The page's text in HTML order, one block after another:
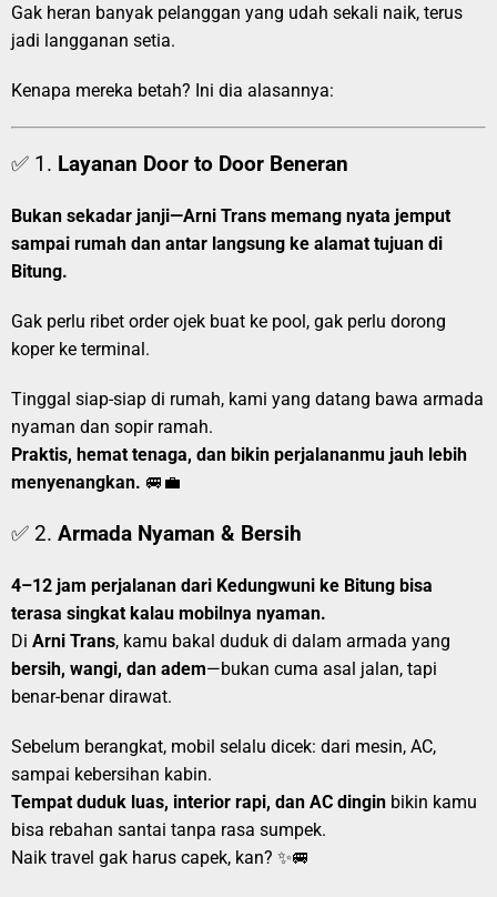
Gak heran banyak pelanggan yang udah sekali naik, terus
jadi langganan setia.
Kenapa mereka betah? Ini dia alasannya:
✅ 1. Layanan Door to Door Beneran
Bukan sekadar janji—Arni Trans memang nyata jemput
sampai rumah dan antar langsung ke alamat tujuan di
Bitung.
Gak perlu ribet order ojek buat ke pool, gak perlu dorong
koper ke terminal.
Tinggal siap-siap di rumah, kami yang datang bawa armada
nyaman dan sopir ramah.
Praktis, hemat tenaga, dan bikin perjalananmu jauh lebih
menyenangkan. 🚐💼
✅ 2. Armada Nyaman & Bersih
4–12 jam perjalanan dari Kedungwuni ke Bitung bisa
terasa singkat kalau mobilnya nyaman.
Di Arni Trans, kamu bakal duduk di dalam armada yang
bersih, wangi, dan adem—bukan cuma asal jalan, tapi
benar-benar dirawat.
Sebelum berangkat, mobil selalu dicek: dari mesin, AC,
sampai kebersihan kabin.
Tempat duduk luas, interior rapi, dan AC dingin bikin kamu
bisa rebahan santai tanpa rasa sumpek.
Naik travel gak harus capek, kan? ✨🚐